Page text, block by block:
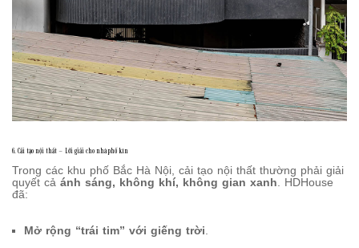
6. Cải tạo nội thất – Lời giải cho nhà phố kín
Trong các khu phố Bắc Hà Nội, cải tạo nội thất thường phải giải
quyết cả ánh sáng, không khí, không gian xanh . HDHouse
đã:
Mở rộng “trái tim” với giếng trời